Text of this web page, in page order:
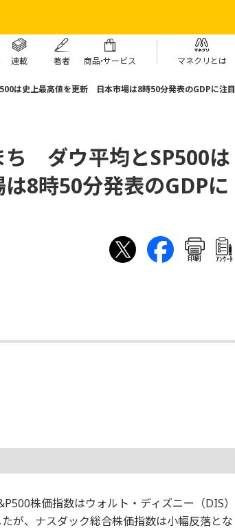
連載 著者 商品・サービス マネクリとは
は史上最高値を更新 日本市場は8時50分発表のGDPに注目
ち ダウ平均とSP500は
8時50分発表のGDPに
印刷 ｱﾝｹｰﾄ
株価指数はウォルト・ディズニー（DIS）
が、ナスダック総合株価指数は小幅反落とな